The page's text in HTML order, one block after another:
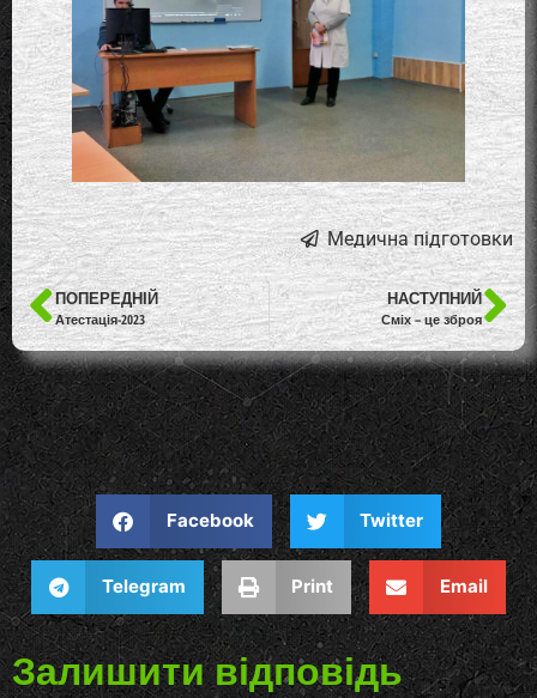
Медична підготовки
ПОПЕРЕДНІЙ
Атестація-2023
НАСТУПНИЙ
Сміх – це зброя
Facebook Twitter
Telegram Print Email
Залишити відповідь